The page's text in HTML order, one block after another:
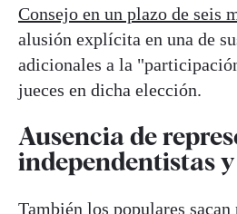
Consejo en un plazo de seis
alusión explícita en una de
adicionales a la
jueces en dicha elección.
Ausencia de
independentistas
También los populares sacan